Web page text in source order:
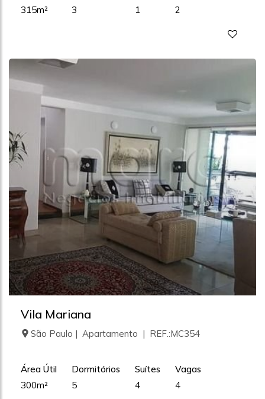
315m²
3
1
2
Vila Mariana
São Paulo | Apartamento | REF.:MC354
Área Útil
300m²
Dormitórios
5
Suítes
4
Vagas
4